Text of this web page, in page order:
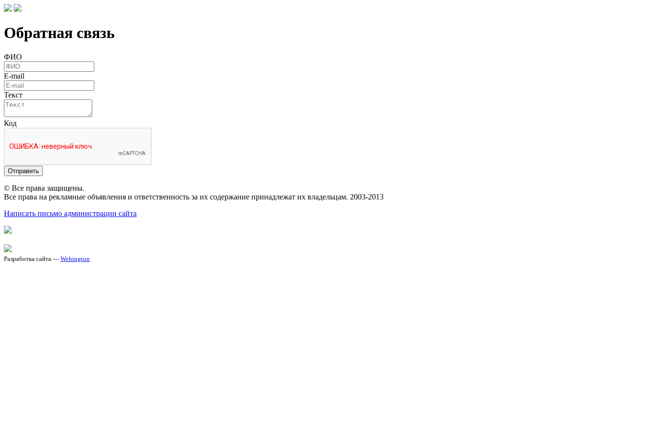
Обратная связь
ФИО
E-mail
Текст
Код
Отправить
© Все права защищены.
Все права на рекламные объявления и ответственность за их содержание принадлежат их владельцам. 2003-2013
Написать письмо администрации сайта
Разработка сайта — Webington